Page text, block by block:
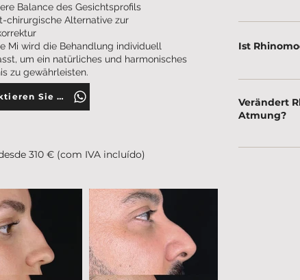
Balance des Gesichtsprofils
chirurgische Alternative zur
Mi wird die Behandlung individuell
um ein natürliches und harmonisches
zu gewährleisten.
Kontaktieren Sie uns
310 € (com IVA incluído)
Die
Ist
Ja! Bei Bedarf
Verändert
Atmung?
Nein, da der